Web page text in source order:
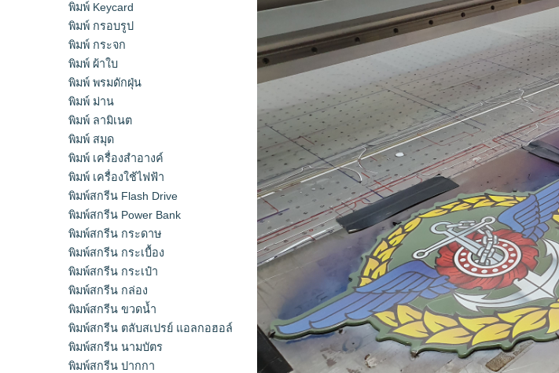
พิมพ์ Keycard
พิมพ์ กรอบรูป
พิมพ์ กระจก
พิมพ์ ผ้าใบ
พิมพ์ พรมดักฝุ่น
พิมพ์ ม่าน
พิมพ์ ลามิเนต
พิมพ์ สมุด
พิมพ์ เครื่องสําอางค์
พิมพ์ เครื่องใช้ไฟฟ้า
พิมพ์สกรีน Flash Drive
พิมพ์สกรีน Power Bank
พิมพ์สกรีน กระดาษ
พิมพ์สกรีน กระเบื้อง
พิมพ์สกรีน กระเป๋า
พิมพ์สกรีน กล่อง
พิมพ์สกรีน ขวดน้ำ
พิมพ์สกรีน ตลับสเปรย์ แอลกอฮอล์
พิมพ์สกรีน นามบัตร
พิมพ์สกรีน ปากกา